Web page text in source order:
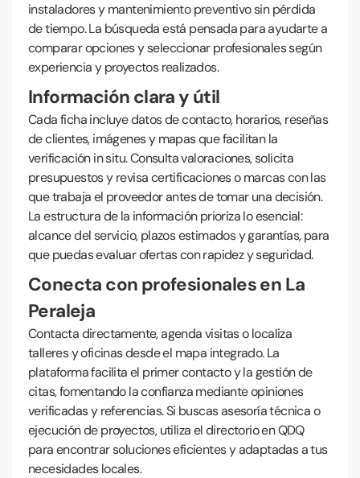
instaladores y mantenimiento preventivo sin pérdida
de tiempo. La búsqueda está pensada para ayudarte a
comparar opciones y seleccionar profesionales según
experiencia y proyectos realizados.
Información clara y útil
Cada ficha incluye datos de contacto, horarios, reseñas
de clientes, imágenes y mapas que facilitan la
verificación in situ. Consulta valoraciones, solicita
presupuestos y revisa certificaciones o marcas con las
que trabaja el proveedor antes de tomar una decisión.
La estructura de la información prioriza lo esencial:
alcance del servicio, plazos estimados y garantías, para
que puedas evaluar ofertas con rapidez y seguridad.
Conecta con profesionales en La
Peraleja
Contacta directamente, agenda visitas o localiza
talleres y oficinas desde el mapa integrado. La
plataforma facilita el primer contacto y la gestión de
citas, fomentando la confianza mediante opiniones
verificadas y referencias. Si buscas asesoría técnica o
ejecución de proyectos, utiliza el directorio en QDQ
para encontrar soluciones eficientes y adaptadas a tus
necesidades locales.